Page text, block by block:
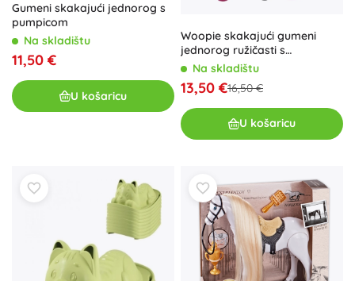
Gumeni skakajući jednorog s
pumpicom
Na skladištu
11,50 €
U košaricu
Woopie skakajući gumeni
jednorog ružičasti s
pumpicom
Na skladištu
13,50 €16,50 €
U košaricu